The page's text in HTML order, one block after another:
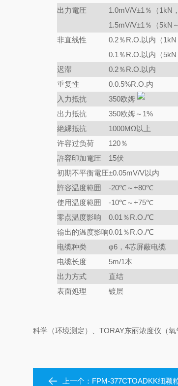
出力電圧
1.0mV/V±1％（1kN
1.5mV/V±1％（5kN
非直线性
0.2％R.O.以内（1kN
0.1％R.O.以内（5kN
迟滞
0.2％R.O.以内
重复性
0.0.5%R.O.内
入力抵抗
350欧姆
出力抵抗
350欧姆～1%
絶縁抵抗
1000MΩ以上
许容过负荷
120％
許容印加電圧
15伏
初期不平衡電圧±0.05mV/V以内
許容温度範囲
-20℃～+80℃
使用温度範囲
-10℃～+75℃
零点温度影响
0.01％R.O./℃
输出的温度影响0.01％R.O./℃
电缆种类
φ6，4芯屏蔽电缆
电缆长度
5m/1本
出力方式
直结
表面処理
镀层
科学（环境测定）、TORAY东丽浓度仪（
上一个： FPM-377CTOADKK细颗粒物（